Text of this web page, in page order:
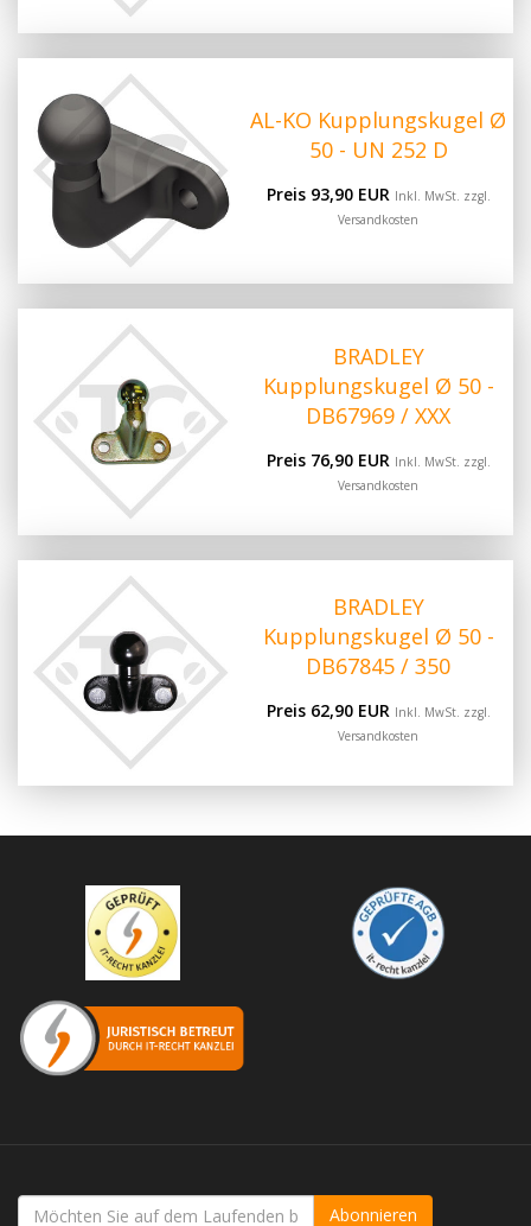
AL-KO Kupplungskugel Ø
50 - UN 252 D
Preis 93,90 EUR Inkl. MwSt. zzgl.
Versandkosten
BRADLEY
Kupplungskugel Ø 50 -
DB67969 / XXX
Preis 76,90 EUR Inkl. MwSt. zzgl.
Versandkosten
BRADLEY
Kupplungskugel Ø 50 -
DB67845 / 350
Preis 62,90 EUR Inkl. MwSt. zzgl.
Versandkosten
Abonnieren